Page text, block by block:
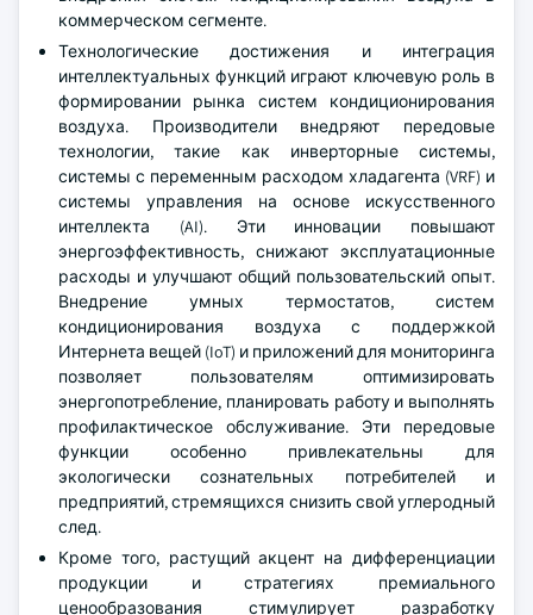
коммерческом сегменте.
Технологические достижения и интеграция
интеллектуальных функций играют ключевую роль в
формировании рынка систем кондиционирования
воздуха. Производители внедряют передовые
технологии, такие как инверторные системы,
системы с переменным расходом хладагента (VRF) и
системы управления на основе искусственного
интеллекта (AI). Эти инновации повышают
энергоэффективность, снижают эксплуатационные
расходы и улучшают общий пользовательский опыт.
Внедрение умных термостатов, систем
кондиционирования воздуха с поддержкой
Интернета вещей (IoT) и приложений для мониторинга
позволяет пользователям оптимизировать
энергопотребление, планировать работу и выполнять
профилактическое обслуживание. Эти передовые
функции особенно привлекательны для
экологически сознательных потребителей и
предприятий, стремящихся снизить свой углеродный
след.
Кроме того, растущий акцент на дифференциации
продукции и стратегиях премиального
ценообразования стимулирует разработку